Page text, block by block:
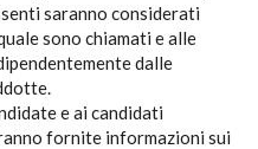
saranno considerati
sono chiamati e alle
dalle
e ai candidati
fornite informazioni sui